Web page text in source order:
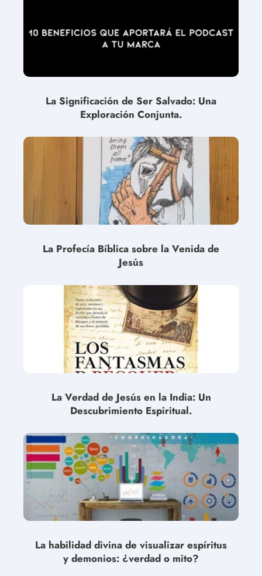
La Significación de Ser Salvado: Una
Exploración Conjunta.
La Profecía Bíblica sobre la Venida de
Jesús
La Verdad de Jesús en la India: Un
Descubrimiento Espiritual.
La habilidad divina de visualizar espíritus
y demonios: ¿verdad o mito?